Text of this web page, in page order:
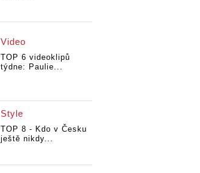
Video
TOP 6 videoklipů
týdne: Paulie...
Style
TOP 8 - Kdo v Česku
ještě nikdy...